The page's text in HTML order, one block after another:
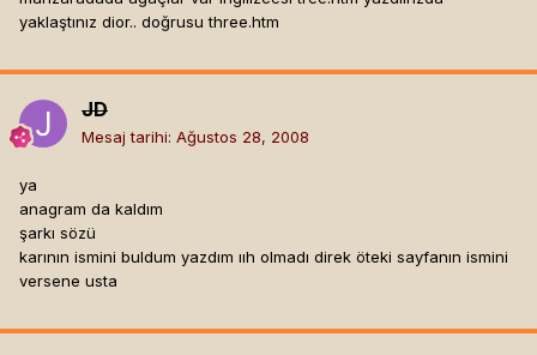
yaklaştınız dior.. doğrusu three.htm
JD
Mesaj tarihi: Ağustos 28, 2008
ya
anagram da kaldım
şarkı sözü
karının ismini buldum yazdım ııh olmadı direk öteki sayfanın ismini
versene usta